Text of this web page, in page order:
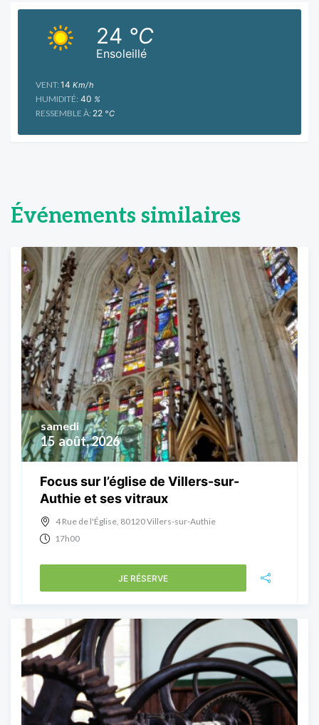
Ensoleillé
24 °C
VENT: 14 Km/h
HUMIDITÉ: 40 %
RESSEMBLE À: 22 °C
Événements similaires
15 août, 2026
samedi
Focus sur l’église de Villers-sur-
Authie et ses vitraux
4 Rue de l'Église, 80120 Villers-sur-Authie
17h00
JE RÉSERVE